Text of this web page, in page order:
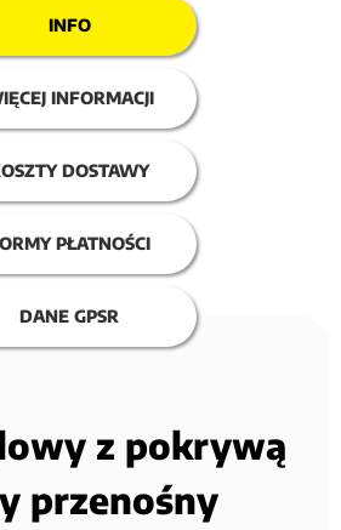
INFO
INFORMACJI
DOSTAWY
PŁATNOŚCI
DANE GPSR
z pokrywą
przenośny